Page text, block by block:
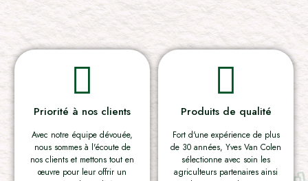
Priorité à nos clients
Avec notre équipe dévouée,
nous sommes à l'écoute de
nos clients et mettons tout en
œuvre pour leur offrir un
Produits de qualité
Fort d'une expérience de plus
de 30 années, Yves Van Colen
sélectionne avec soin les
agriculteurs partenaires ainsi